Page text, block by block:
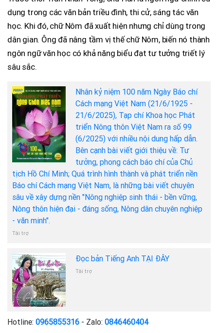
dụng trong các văn bản triều đình, thi cử, sáng tác văn
học. Khi đó, chữ Nôm đã xuất hiện nhưng chỉ dùng trong
dân gian. Ông đã nâng tầm vị thế chữ Nôm, biến nó thành
ngôn ngữ văn học có khả năng biểu đạt tư tưởng triết lý
sâu sắc.
Nhân kỷ niệm 100 năm Ngày Báo chí
Cách mạng Việt Nam (21/6/1925 -
21/6/2025), Tạp chí Khoa học Phát
triển Nông thôn Việt Nam ra số 99
(6/2025) với nhiều nội dung hấp dẫn.
Bên cạnh bài viết giới thiệu về: Tư
tưởng, phong cách báo chí của Chủ
tịch Hồ Chí Minh; Quá trình hình thành và phát triển nền
Báo chí Cách mạng Việt Nam, là những bài viết chuyên
sâu về xây dựng nền "Nông nghiệp sinh thái - bền vững,
Nông thôn hiện đại - đáng sống, Nông dân chuyên nghiệp
- văn minh".
Tài trợ
Đọc bản Tiếng Anh TẠI ĐÂY
Tài trợ
Hotline: 0965855316 - Zalo: 0846460404